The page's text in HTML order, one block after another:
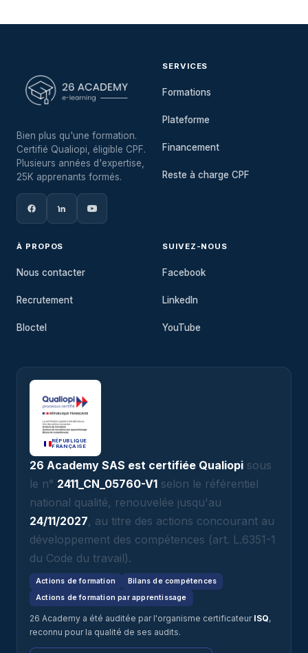
Bien plus qu'une formation.
Certifié Qualiopi, éligible CPF.
Plusieurs années d'expertise,
25K apprenants formés.
SERVICES
Formations
Plateforme
Financement
Reste à charge CPF
À PROPOS
Nous contacter
Recrutement
Bloctel
SUIVEZ-NOUS
Facebook
LinkedIn
YouTube
RÉPUBLIQUE
FRANÇAISE
26 Academy SAS est certifiée Qualiopi sous
le n° 2411_CN_05760-V1 selon le référentiel
national qualité, renouvelée jusqu'au
24/11/2027, au titre des actions concourant au
développement des compétences (art. L.6351-1
du Code du travail).
Actions de formation
Bilans de compétences
Actions de formation par apprentissage
26 Academy a été auditée par l'organisme certificateur ISQ,
reconnu pour la qualité de ses audits.